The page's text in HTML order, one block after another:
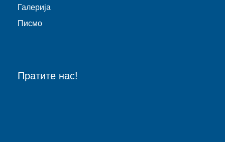
Галерија
Писмо
Пратите нас!